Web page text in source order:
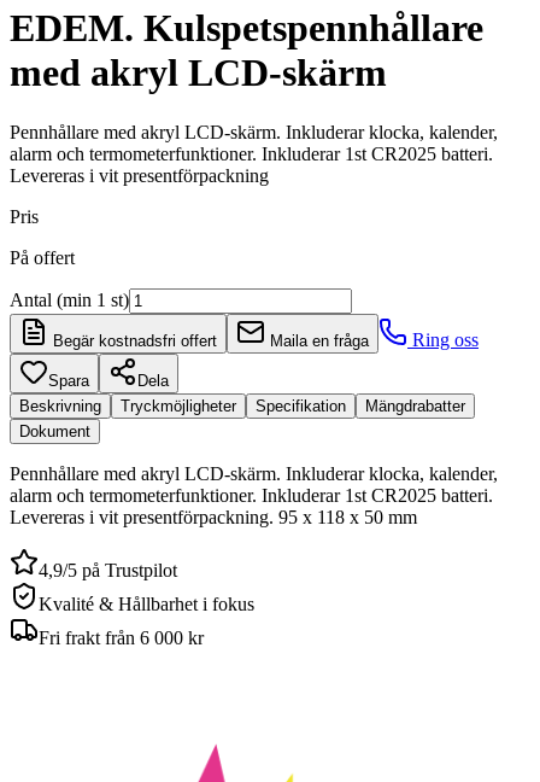
EDEM. Kulspetspennhållare
med akryl LCD-skärm
Pennhållare med akryl LCD-skärm. Inkluderar klocka, kalender,
alarm och termometerfunktioner. Inkluderar 1st CR2025 batteri.
Levereras i vit presentförpackning
Pris
På offert
Antal (min 1 st)
Begär kostnadsfri offert Maila en fråga Ring oss
Spara
Dela
Beskrivning
Tryckmöjligheter Specifikation
Mängdrabatter
Dokument
Pennhållare med akryl LCD-skärm. Inkluderar klocka, kalender,
alarm och termometerfunktioner. Inkluderar 1st CR2025 batteri.
Levereras i vit presentförpackning. 95 x 118 x 50 mm
4,9/5 på Trustpilot
Kvalité & Hållbarhet i fokus
Fri frakt från 6 000 kr